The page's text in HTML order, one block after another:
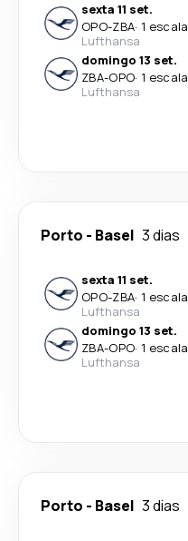
sexta 11 set.
OPO-ZBA· 1 escala
Lufthansa
domingo 13 set.
ZBA-OPO· 1 escala
Lufthansa
Porto - Basel 3 dias
sexta 11 set.
OPO-ZBA· 1 escala
Lufthansa
domingo 13 set.
ZBA-OPO· 1 escala
Lufthansa
Porto - Basel 3 dias